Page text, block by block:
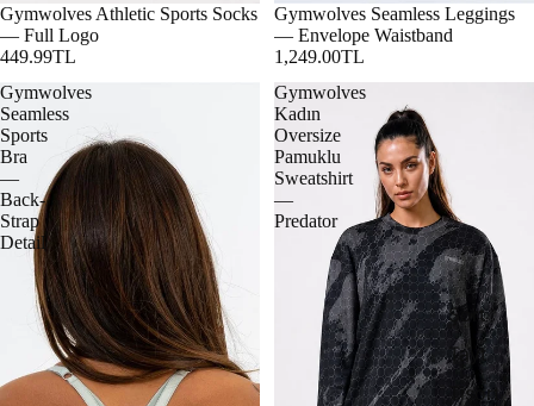
Şort
Tayt
Tişört
Gymwolves Athletic Sports Socks
— Full Logo
449.99TL
Gymwolves Seamless Leggings
— Envelope Waistband
1,249.00TL
Gymwolves
Seamless
Sports
Bra
—
Back-
Strap
Detail
Gymwolves
Kadın
Oversize
Pamuklu
Sweatshirt
—
Predator